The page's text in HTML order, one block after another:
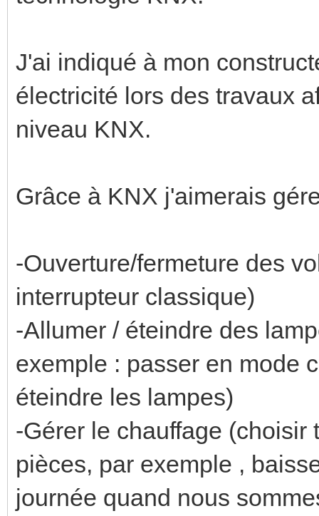
J'ai indiqué à mon
électricité lors des travaux
niveau KNX.
Grâce à KNX j'aimerais
-Ouverture/fermeture des
interrupteur classique)
-Allumer / éteindre des
exemple : passer en mode
éteindre les lampes)
-Gérer le chauffage
pièces, par exemple ,
journée quand nous